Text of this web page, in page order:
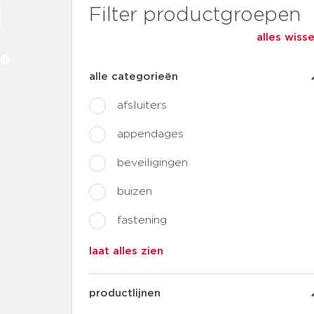
Filter productgroepen
alles
alle categorieën
afsluiters
appendages
beveiligingen
buizen
fastening
laat alles zien
productlijnen